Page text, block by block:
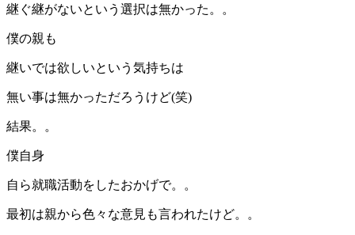
継ぐ継がないという選択は無かった。。
僕の親も
継いでは欲しいという気持ちは
無い事は無かっただろうけど(笑)
結果。。
僕自身
自ら就職活動をしたおかげで。。
最初は親から色々な意見も言われたけど。。